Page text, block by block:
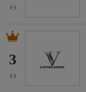
(-)
3
(-)